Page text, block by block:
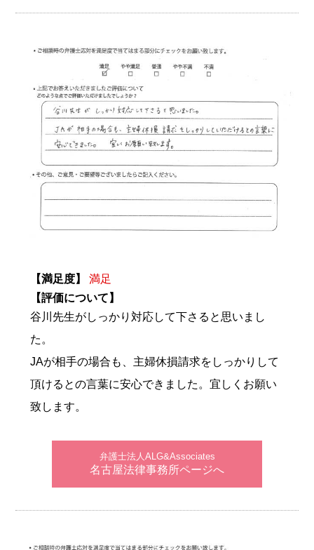
【満足度】
満足
【評価について】
谷川先生がしっかり対応して下さると思いまし
た。
JAが相手の場合も、主婦休損請求をしっかりして
頂けるとの言葉に安心できました。宜しくお願い
致します。
弁護士法人ALG&Associates
名古屋法律事務所ページへ